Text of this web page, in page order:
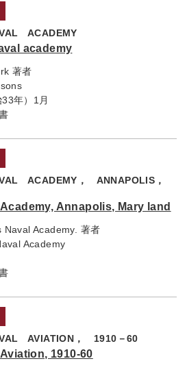
ACADEMY
academy
著者
年）1月
ACADEMY， ANNAPOLIS，
Annapolis, Mary land
Naval Academy. 著者
Academy
AVIATION， 1910－60
1910-60